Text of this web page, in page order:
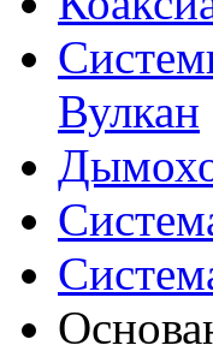
Вулкан